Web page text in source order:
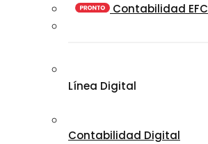
Contabilidad EFC
Línea Digital
Contabilidad Digital